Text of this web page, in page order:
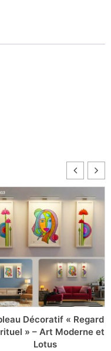
Décoratif « Regard
» – Art Moderne et
Lotus